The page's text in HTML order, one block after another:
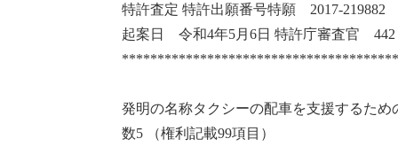
特許査定 特許出願番号特願 2017-219882
起案日 令和4年5月6日 特許庁審査官 442
発明の名称タクシーの配車を支援するた
数5 （権利記載99項目）